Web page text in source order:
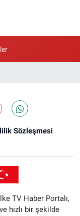
Sözleşmesi
TV Haber Portalı,
hızlı bir şekilde